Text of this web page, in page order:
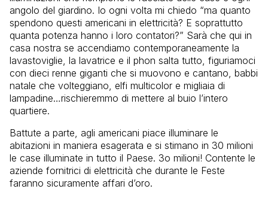
angolo del giardino. Io ogni volta mi chiedo “ma quanto
spendono questi americani in elettricità? E soprattutto
quanta potenza hanno i loro contatori?” Sarà che qui in
casa nostra se accendiamo contemporaneamente la
lavastoviglie, la lavatrice e il phon salta tutto, figuriamoci
con dieci renne giganti che si muovono e cantano, babbi
natale che volteggiano, elfi multicolor e migliaia di
lampadine…rischieremmo di mettere al buio l’intero
quartiere.
Battute a parte, agli americani piace illuminare le
abitazioni in maniera esagerata e si stimano in 30 milioni
le case illuminate in tutto il Paese. 3o milioni! Contente le
aziende fornitrici di elettricità che durante le Feste
faranno sicuramente affari d’oro.